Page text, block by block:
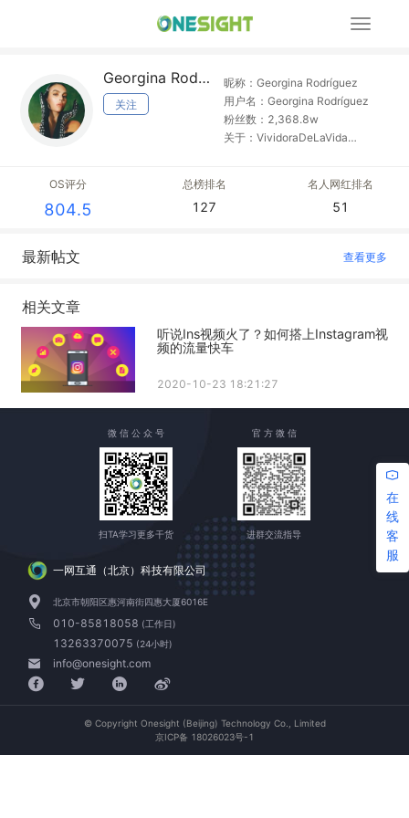
展
Georgina Rodríguez
关注
昵称：Georgina Rodríguez
用户名：Georgina Rodríguez
粉丝数：2,368.8w
关于：VividoraDeLaVida
OS评分
804.5
总榜排名
127
名人网红排名
51
最新帖文 查看更多
相关文章
听说Ins视频火了？如何搭上Instagram视
频的流量快车
2020-10-23 18:21:27
在
线
客
服
一网互通（北京）科技有限公司
北京市朝阳区惠河南街四惠大厦6016E
010-85818058 (工作日)
13263370075 (24小时)
info@onesight.com
微 信 公 众 号
扫TA学习更多干货
官 方 微 信
进群交流指导
© Copyright Onesight (Beijing) Technology Co., Limited
京ICP备 18026023号-1